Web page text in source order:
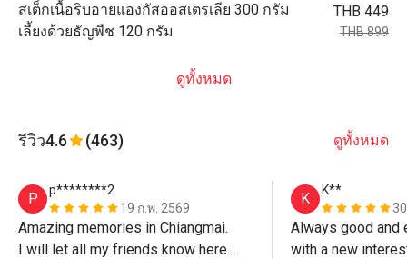
สเต็กเนื้อริบอายแองกัสออสเตรเลีย 300 กรัม
เลี้ยงด้วยธัญพืช 120 กรัม
THB 449
THB 899
ดูทั้งหมด
รีวิว4.6 (463) ดูทั้งหมด
P
p********2
19 ก.พ. 2569
Amazing memories in Chiangmai.
I will let all my friends know here.
K
K**
Always good and
with a new